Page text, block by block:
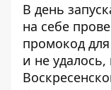
В день
на себе
промокод
и не удалось,